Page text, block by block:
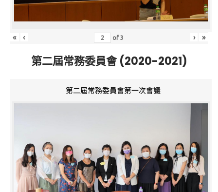
« ‹ of3 › »
第二屆常務委員會 (2020-2021)
第二屆常務委員會第一次會議